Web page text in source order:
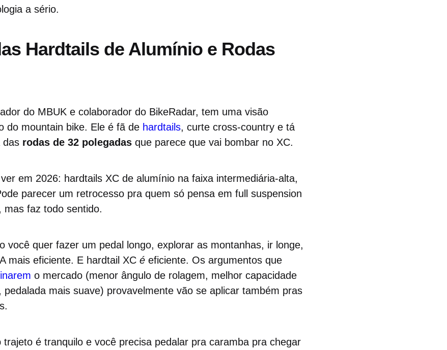
a sério.
Hardtails de Alumínio e Rodas
do MBUK e colaborador do BikeRadar, tem uma visão
do mountain bike. Ele é fã de hardtails, curte cross-country e tá
das rodas de 32 polegadas que parece que vai bombar no XC.
em 2026: hardtails XC de alumínio na faixa intermediária-alta,
parecer um retrocesso pra quem só pensa em full suspension
mas faz todo sentido.
você quer fazer um pedal longo, explorar as montanhas, ir longe,
mais eficiente. E hardtail XC é eficiente. Os argumentos que
o mercado (menor ângulo de rolagem, melhor capacidade
pedalada mais suave) provavelmente vão se aplicar também pras
é tranquilo e você precisa pedalar pra caramba pra chegar